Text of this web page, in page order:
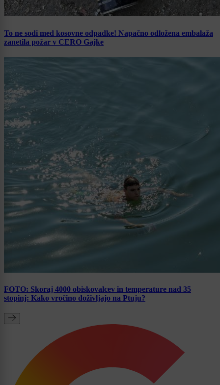
To ne sodi med kosovne odpadke! Napačno odložena embalaža
zanetila požar v CERO Gajke
FOTO: Skoraj 4000 obiskovalcev in temperature nad 35
stopinj: Kako vročino doživljajo na Ptuju?